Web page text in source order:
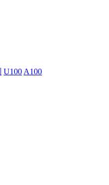
U100 A100